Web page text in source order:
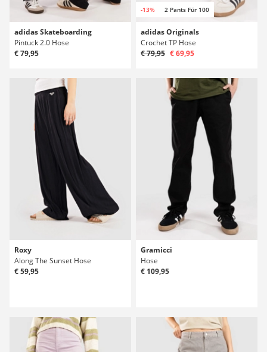
adidas Skateboarding
Pintuck 2.0 Hose
€ 79,95
-13% 2 Pants Für 100
adidas Originals
Crochet TP Hose
€ 79,95 € 69,95
Roxy
Along The Sunset Hose
€ 59,95
Gramicci
Hose
€ 109,95